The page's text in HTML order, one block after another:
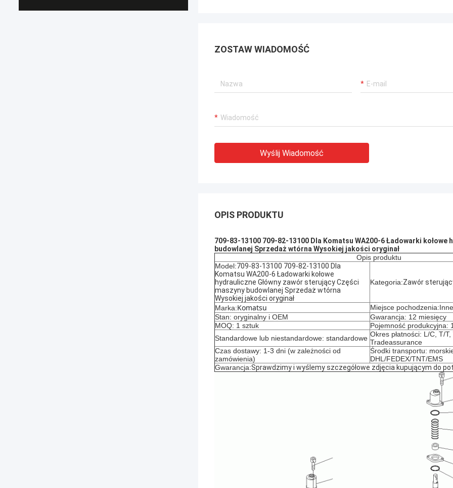
ZOSTAW WIADOMOŚĆ
Wyślij Wiadomość
OPIS PRODUKTU
709-83-13100 709-82-13100 Dla Komatsu WA200-6 Ładowarki
budowlanej Sprzedaż wtórna Wysokiej jakości oryginał
Opis produktu
Model:709-83-13100 709-82-13100 Dla
Komatsu WA200-6 Ładowarki kołowe
hydrauliczne Główny zawór sterujący Części
maszyny budowlanej Sprzedaż wtórna
Wysokiej jakości oryginał
Kategoria:Zawór
Marka:Komatsu
Miejsce
Stan: oryginalny i OEM
Gwarancja: 12 miesięcy
MOQ: 1 sztuk
Pojemność produkcyjna:
Standardowe lub niestandardowe: standardowe Okres płatności: L/C, T/T,
Tradeassurance
Czas dostawy: 1-3 dni (w zależności od
zamówienia)
Środki transportu:
DHL/FEDEX/TNT/EMS
Gwarancja:Sprawdzimy i wyślemy szczegółowe zdjęcia kupującym do